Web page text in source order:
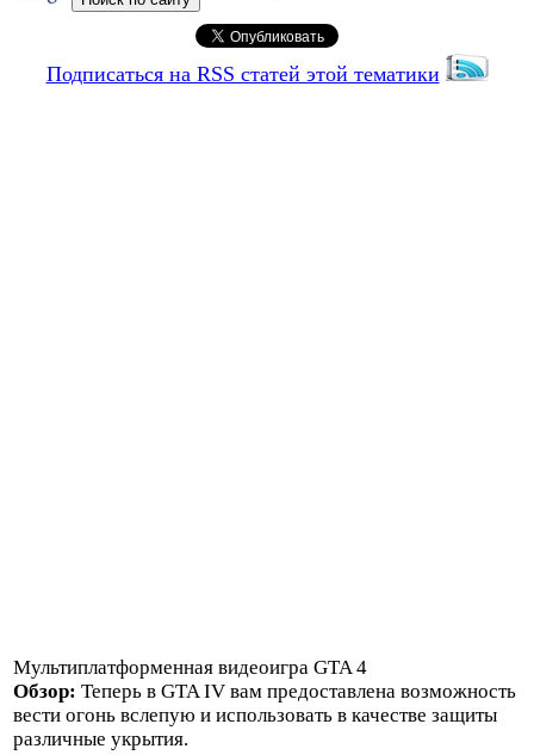
Подписаться на RSS статей этой тематики
Мультиплатформенная видеоигра GTA 4
Обзор: Теперь в GTA IV вам предоставлена возможность
вести огонь вслепую и использовать в качестве защиты
различные укрытия.